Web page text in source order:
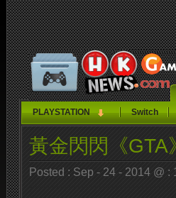
PLAYSTATION Switch
黃金閃閃《GTA
Posted : Sep - 24 - 2014 @ :